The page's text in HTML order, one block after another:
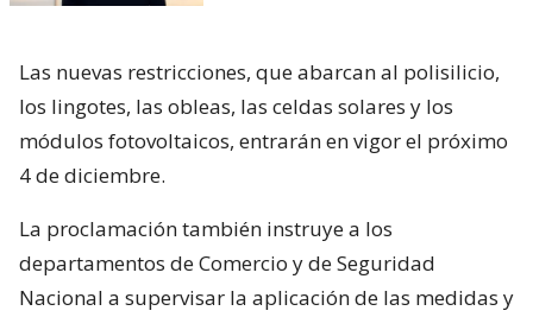
Las nuevas restricciones, que abarcan al polisilicio,
los lingotes, las obleas, las celdas solares y los
módulos fotovoltaicos, entrarán en vigor el próximo
4 de diciembre.
La proclamación también instruye a los
departamentos de Comercio y de Seguridad
Nacional a supervisar la aplicación de las medidas y